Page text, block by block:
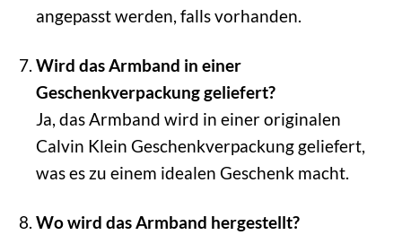
angepasst werden, falls vorhanden.
Wird das Armband in einer
Geschenkverpackung geliefert?
Ja, das Armband wird in einer originalen
Calvin Klein Geschenkverpackung geliefert,
was es zu einem idealen Geschenk macht.
Wo wird das Armband hergestellt?